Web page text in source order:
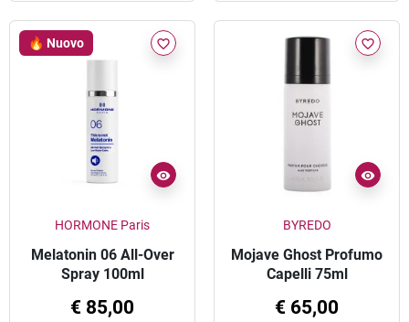
🔥 Nuovo favorite_border
HORMONE Paris
Melatonin 06 All-Over
Spray 100ml
€ 85,00
favorite_border
BYREDO
Mojave Ghost Profumo
Capelli 75ml
€ 65,00